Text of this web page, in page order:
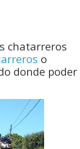
chatarreros
o
donde poder